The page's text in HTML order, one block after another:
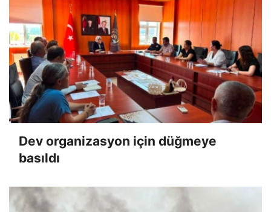
Dev organizasyon için düğmeye
basıldı